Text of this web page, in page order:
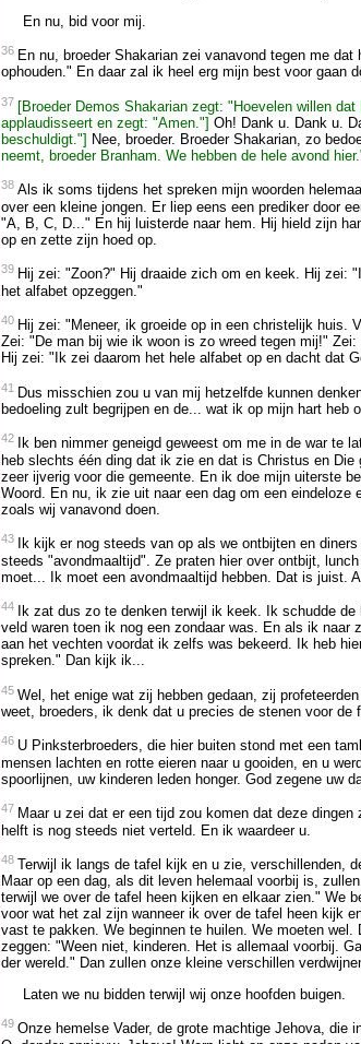
En nu, bid voor mij.
36 En nu, broeder Shakarian zei vanavond tegen me
ophouden." En daar zal ik heel erg mijn best voor gaan
37 [Broeder Demos Shakarian zegt: "Hoevelen willen
applaudisseert en zegt: "Amen."] Oh! Dank u. Dank u.
beschuldigt."] Nee, broeder. Broeder Shakarian, zo
neemt, broeder Branham. We hebben de hele avond
38 Als ik soms tijdens het spreken mijn woorden
over een kleine jongen. Er liep eens een prediker door
"A, B, C, D..." En hij luisterde naar hem. Hij hield zijn
op en zette zijn hoed op.
39 Hij zei: "Zoon?" Hij draaide zich om en keek. Hij zei:
het alfabet opzeggen."
40 Hij zei: "Meneer, ik groeide op in een christelijk huis.
Zei: "De man bij wie ik woon is zo wreed tegen mij!"
Hij zei: "Ik zei daarom het hele alfabet op en dacht dat
41 Dus misschien zou u van mij hetzelfde kunnen
bedoeling zult begrijpen en de... wat ik op mijn hart heb
42
Ik ben nimmer geneigd geweest om me in de war te
heb slechts één ding dat ik zie en dat is Christus en
zeer ijverig voor die gemeente. En ik doe mijn uiterste
Woord. En nu, ik zie uit naar een dag om een
zoals wij vanavond doen.
43
Ik kijk er nog steeds van op als we ontbijten en
steeds "avondmaaltijd". Ze praten hier over ontbijt,
moet... Ik moet een avondmaaltijd hebben. Dat is juist.
44
Ik zat dus zo te denken terwijl ik keek. Ik schudde
veld waren toen ik nog een zondaar was. En als ik
aan het vechten voordat ik zelfs was bekeerd. Ik heb
spreken." Dan kijk ik...
45 Wel, het enige wat zij hebben gedaan, zij
weet, broeders, ik denk dat u precies de stenen voor
46 U Pinksterbroeders, die hier buiten stond met een
mensen lachten en rotte eieren naar u gooiden, en u
spoorlijnen, uw kinderen leden honger. God zegene uw
47 Maar u zei dat er een tijd zou komen dat deze
helft is nog steeds niet verteld. En ik waardeer u.
48 Terwijl ik langs de tafel kijk en u zie, verschillenden,
Maar op een dag, als dit leven helemaal voorbij is,
terwijl we over de tafel heen kijken en elkaar zien." We
voor wat het zal zijn wanneer ik over de tafel heen kijk
vast te pakken. We beginnen te huilen. We moeten
zeggen: "Ween niet, kinderen. Het is allemaal voorbij.
der wereld." Dan zullen onze kleine verschillen
Laten we nu bidden terwijl wij onze hoofden buigen.
49 Onze hemelse Vader, de grote machtige Jehova, die